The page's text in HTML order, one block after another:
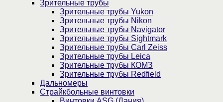
Зрительные трубы
Зрительные трубы Yukon
Зрительные трубы Nikon
Зрительные трубы Navigator
Зрительные трубы Sightmark
Зрительные трубы Carl Zeiss
Зрительные трубы Leica
Зрительные трубы КОМЗ
Зрительные трубы Redfield
Дальномеры
Страйкбольные винтовки